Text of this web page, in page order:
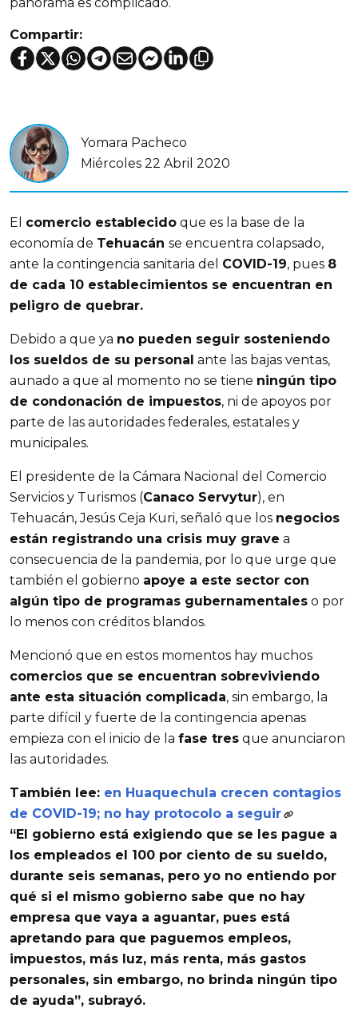
panorama es complicado.
Compartir:
Yomara Pacheco
Miércoles 22 Abril 2020
El comercio establecido que es la base de la
economía de Tehuacán se encuentra colapsado,
ante la contingencia sanitaria del COVID-19, pues 8
de cada 10 establecimientos se encuentran en
peligro de quebrar.
Debido a que ya no pueden seguir sosteniendo
los sueldos de su personal ante las bajas ventas,
aunado a que al momento no se tiene ningún tipo
de condonación de impuestos, ni de apoyos por
parte de las autoridades federales, estatales y
municipales.
El presidente de la Cámara Nacional del Comercio
Servicios y Turismos (Canaco Servytur), en
Tehuacán, Jesús Ceja Kuri, señaló que los negocios
están registrando una crisis muy grave a
consecuencia de la pandemia, por lo que urge que
también el gobierno apoye a este sector con
algún tipo de programas gubernamentales o por
lo menos con créditos blandos.
Mencionó que en estos momentos hay muchos
comercios que se encuentran sobreviviendo
ante esta situación complicada, sin embargo, la
parte difícil y fuerte de la contingencia apenas
empieza con el inicio de la fase tres que anunciaron
las autoridades.
También lee: en Huaquechula crecen contagios
de COVID-19; no hay protocolo a seguir
“El gobierno está exigiendo que se les pague a
los empleados el 100 por ciento de su sueldo,
durante seis semanas, pero yo no entiendo por
qué si el mismo gobierno sabe que no hay
empresa que vaya a aguantar, pues está
apretando para que paguemos empleos,
impuestos, más luz, más renta, más gastos
personales, sin embargo, no brinda ningún tipo
de ayuda”, subrayó.